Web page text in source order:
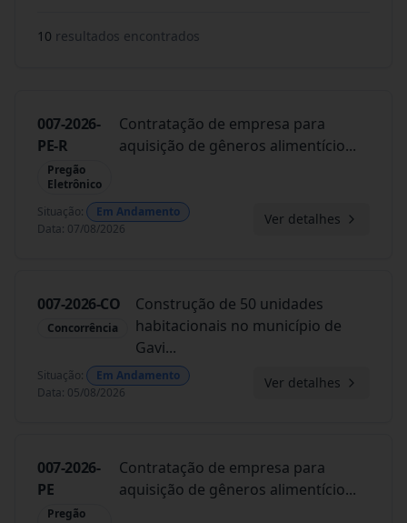
10 resultados encontrados
007-2026-
PE-R
Pregão
Eletrônico
Contratação de empresa para
aquisição de gêneros alimentício...
Situação:
Em Andamento
Data: 07/08/2026
Ver detalhes
007-2026-CO
Concorrência
Construção de 50 unidades
habitacionais no município de
Gavi...
Situação:
Em Andamento
Data: 05/08/2026
Ver detalhes
007-2026-
PE
Pregão
Contratação de empresa para
aquisição de gêneros alimentício...